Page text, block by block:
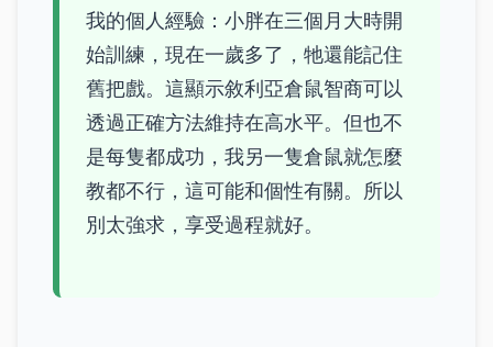
我的個人經驗：小胖在三個月大時開
始訓練，現在一歲多了，牠還能記住
舊把戲。這顯示敘利亞倉鼠智商可以
透過正確方法維持在高水平。但也不
是每隻都成功，我另一隻倉鼠就怎麼
教都不行，這可能和個性有關。所以
別太強求，享受過程就好。